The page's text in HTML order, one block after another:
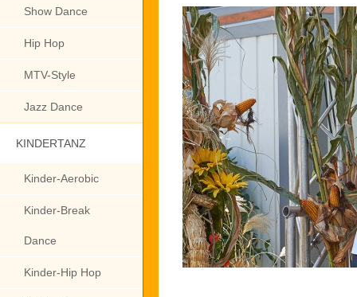
Show Dance
Hip Hop
MTV-Style
Jazz Dance
KINDERTANZ
Kinder-Aerobic
Kinder-Break
Dance
Kinder-Hip Hop